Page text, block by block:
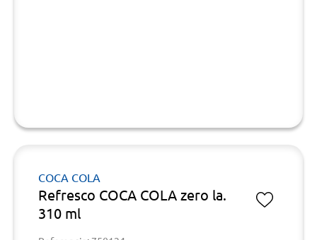
COCA COLA
Refresco COCA COLA zero la.
310 ml